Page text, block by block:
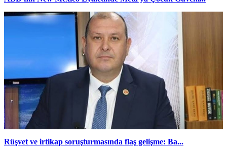
Rüşvet ve irtikap soruşturmasında flaş gelişme: Ba...